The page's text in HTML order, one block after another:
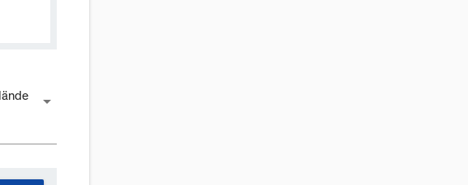
arrow_drop_down